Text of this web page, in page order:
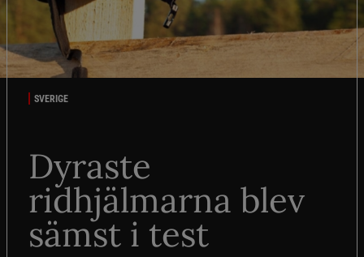
SVERIGE
Dyraste
ridhjälmarna blev
sämst i test